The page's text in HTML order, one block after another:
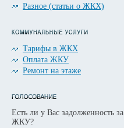
Разное (статьи о ЖКХ)
Тарифы в ЖКХ
Оплата ЖКУ
Ремонт на этаже
Есть ли у Вас задолженность за
ЖКУ?